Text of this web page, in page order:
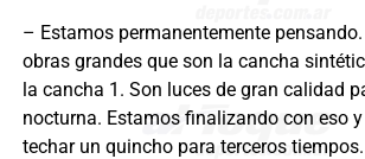
– Estamos permanentemente
obras grandes que son la cancha
la cancha 1. Son luces de gran calidad
nocturna. Estamos finalizando con eso
techar un quincho para terceros tiempos.